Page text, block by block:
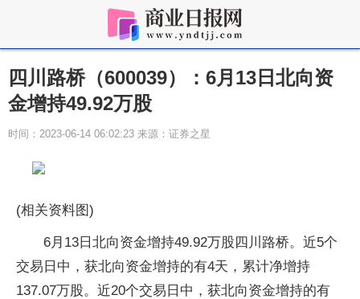
四川路桥（600039）：6月13日北向资
金增持49.92万股
时间：2023-06-14 06:02:23 来源：证券之星
(相关资料图)
6月13日北向资金增持49.92万股四川路桥。近5个
交易日中，获北向资金增持的有4天，累计净增持
137.07万股。近20个交易日中，获北向资金增持的有